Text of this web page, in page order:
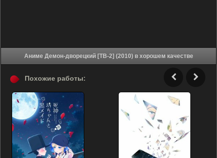
Аниме Демон-дворецкий [ТВ-2] (2010) в хорошем качестве
Похожие работы: